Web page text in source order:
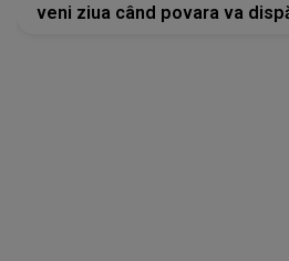
veni ziua când povara va